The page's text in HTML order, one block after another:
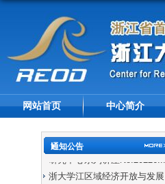
网站首页 中心简介
通知公告
浙大学江区域经济开放与发展
浙大学江区域经济开放与发展